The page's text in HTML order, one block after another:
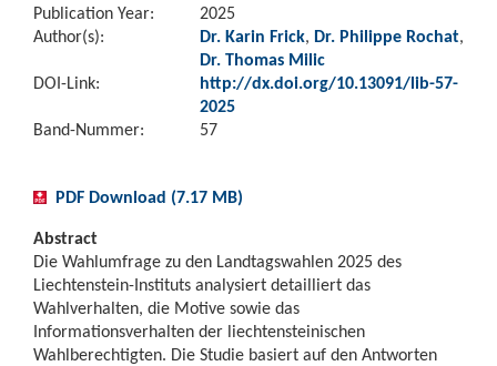
Publication Year:
2025
Author(s):
Dr. Karin Frick, Dr. Philippe Rochat,
Dr. Thomas Milic
DOI-Link:
http://dx.doi.org/10.13091/lib-57-
2025
Band-Nummer:
57
PDF Download (7.17 MB)
Abstract
Die Wahlumfrage zu den Landtagswahlen 2025 des
Liechtenstein-Instituts analysiert detailliert das
Wahlverhalten, die Motive sowie das
Informationsverhalten der liechtensteinischen
Wahlberechtigten. Die Studie basiert auf den Antworten